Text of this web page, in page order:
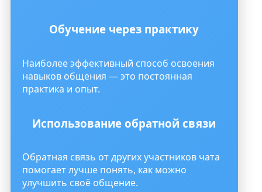
Обучение через практику
Наиболее эффективный способ освоения
навыков общения — это постоянная
практика и опыт.
Использование обратной связи
Обратная связь от других участников чата
помогает лучше понять, как можно
улучшить своё общение.